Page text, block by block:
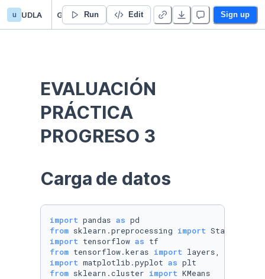
u UDLA Run Edit Sign up
EVALUACIÓN
PRÁCTICA
PROGRESO 3
Carga de datos
import pandas as
from sklearn.preprocessing import
import tensorflow as
from tensorflow.keras import
import matplotlib.pyplot as
from sklearn.cluster import KMeans